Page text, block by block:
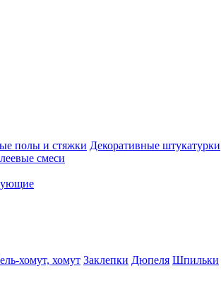
полы и стяжки Декоративные штукатурки
смеси
хомут, хомут Заклепки Дюпеля Шпильки